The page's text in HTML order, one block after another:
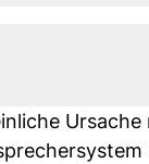
Ursache